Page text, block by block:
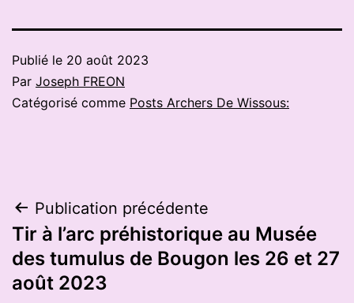
Publié le 20 août 2023
Par Joseph FREON
Catégorisé comme Posts Archers De Wissous:
Navigation
de
l’article
Publication précédente
Tir à l’arc préhistorique au Musée
des tumulus de Bougon les 26 et 27
août 2023